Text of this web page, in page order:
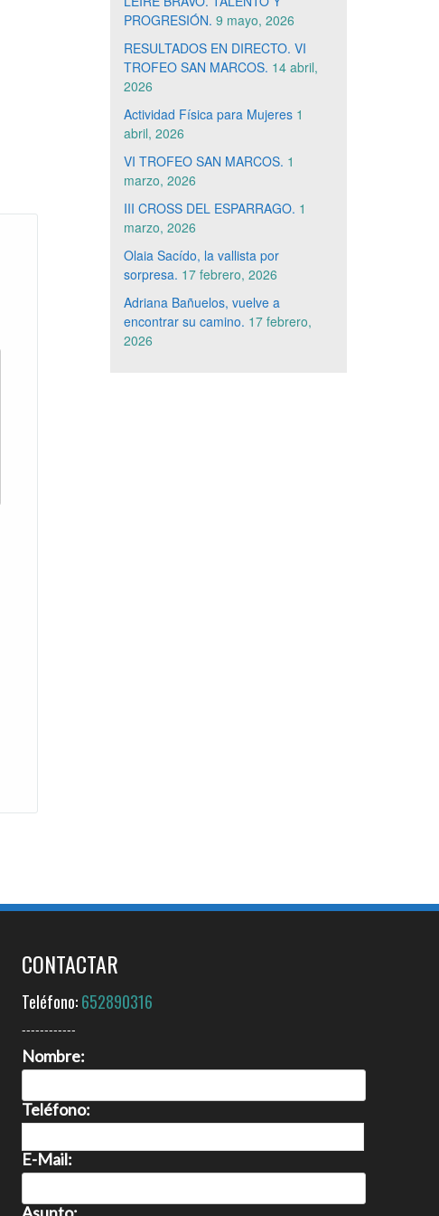
PROGRESIÓN. 9 mayo, 2026
RESULTADOS EN DIRECTO. VI
TROFEO SAN MARCOS. 14 abril,
2026
Actividad Física para Mujeres 1
abril, 2026
VI TROFEO SAN MARCOS. 1
marzo, 2026
III CROSS DEL ESPARRAGO. 1
marzo, 2026
Olaia Sacído, la vallista por
sorpresa. 17 febrero, 2026
Adriana Bañuelos, vuelve a
encontrar su camino. 17 febrero,
2026
CONTACTAR
Teléfono:652890316
------------
Nombre:
Teléfono:
E-Mail: